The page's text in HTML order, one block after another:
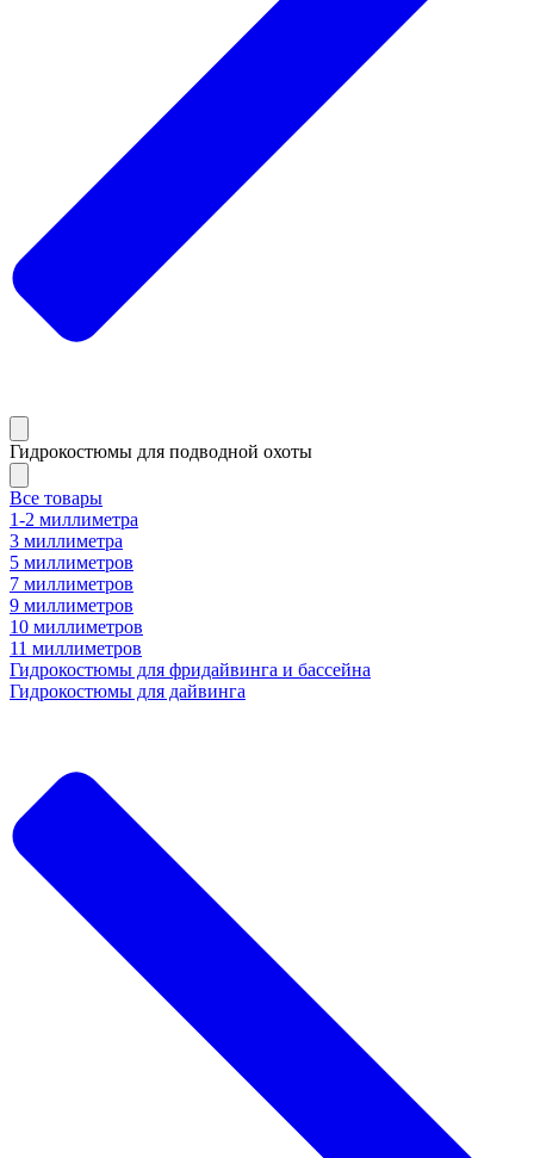
Гидрокостюмы для подводной охоты
Все товары
1-2 миллиметра
3 миллиметра
5 миллиметров
7 миллиметров
9 миллиметров
10 миллиметров
11 миллиметров
Гидрокостюмы для фридайвинга и бассейна
Гидрокостюмы для дайвинга